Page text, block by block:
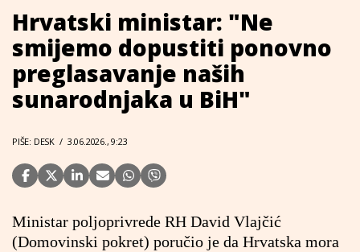
Hrvatski ministar: "Ne
smijemo dopustiti ponovno
preglasavanje naših
sunarodnjaka u BiH"
PIŠE: DESK / 3.06.2026., 9:23
Ministar poljoprivrede RH David Vlajčić
(Domovinski pokret) poručio je da Hrvatska mora